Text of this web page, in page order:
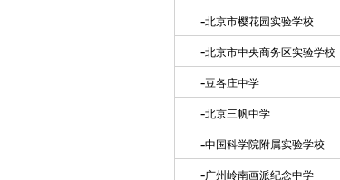
|-北京市樱花园实验学校
|-北京市中央商务区实验学校
|-豆各庄中学
|-北京三帆中学
|-中国科学院附属实验学校
|-广州岭南画派纪念中学